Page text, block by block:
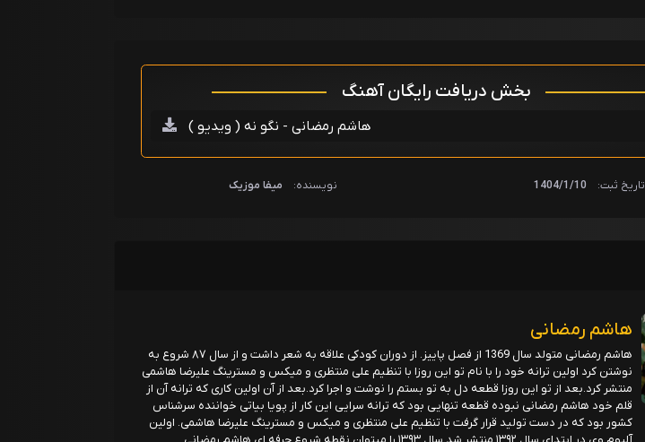
بخش دریافت رایگان آهنگ
هاشم رمضانی - نگو نه ( ویدیو )
تاریخ ثبت: 1404/1/10 نویسنده: میفا موزیک
هاشم رمضانی
هاشم رمضانی متولد سال 1369 از فصل پاییز. از دوران کودکی علاقه به شعر داشت و از سال ۸۷ شروع به
نوشتن کرد اولین ترانه خود را با نام تو این روزا با تنظیم علی منتظری و میکس و مسترینگ علیرضا هاشمی
منتشر کرد.بعد از تو این روزا قطعه دل به تو بستم را نوشت و اجرا کرد.بعد از آن اولین کاری که ترانه آن از
قلم خود هاشم رمضانی نبوده قطعه تنهایی بود که ترانه سرایی این کار از پویا بیاتی خواننده سرشناس
کشور بود که در دست تولید قرار گرفت با تنظیم علی منتظری و میکس و مسترینگ علیرضا هاشمی. اولین